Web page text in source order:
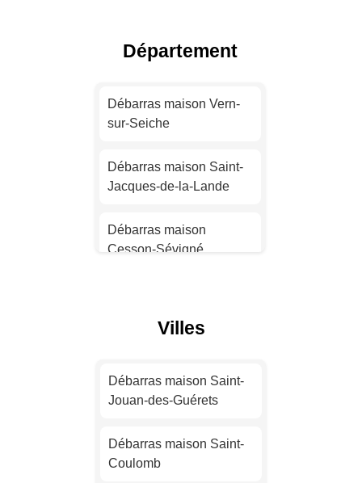
Débarras maison Nice
Débarras maison
Débarras maison
Débarras maison
Rennes
Débarras maison Le
Département
Débarras maison Vern-
sur-Seiche
Débarras maison Saint-
Jacques-de-la-Lande
Débarras maison
Cesson-Sévigné
Débarras maison
Débarras maison Le
Débarras maison
Villes
Débarras maison Saint-
Jouan-des-Guérets
Débarras maison Saint-
Coulomb